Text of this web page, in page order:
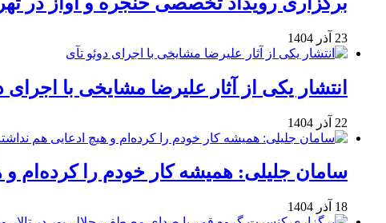
23 آذر 1404
انتشار یکی از آثار علیرضا مشایخی با اجرای
22 آذر 1404
سامان جلیلی: همیشه کار خودم را کرده‌ام و
18 آذر 1404